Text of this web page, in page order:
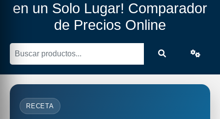
en un Solo Lugar! Comparador
de Precios Online
RECETA